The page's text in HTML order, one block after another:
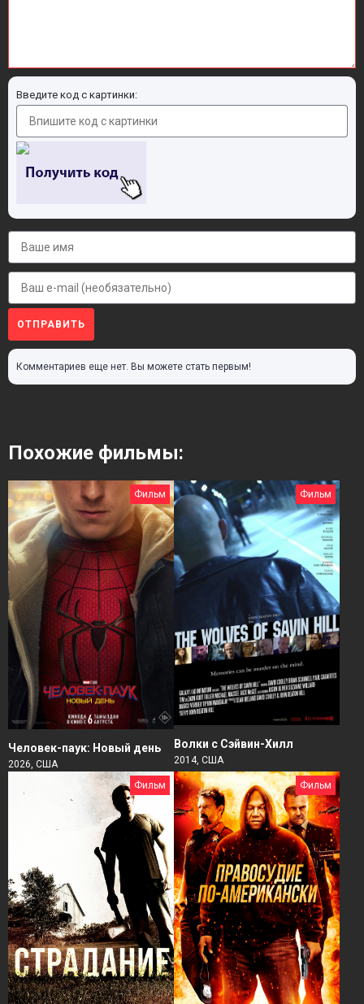
Введите код с картинки:
ОТПРАВИТЬ
Комментариев еще нет. Вы можете стать первым!
Похожие фильмы:
Фильм
Человек-паук: Новый день
2026, США
Фильм
Волки с Сэйвин-Хилл
2014, США
Фильм Фильм